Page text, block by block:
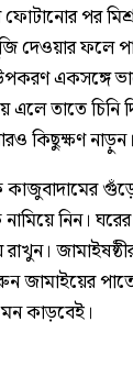
ফোটানোর পর
দেওয়ার ফলে
একসঙ্গে
এলে তাতে চিনি
কিছুক্ষণ নাড়ুন।
নিন। ঘরের
জামাইয়ের
কাড়বেই।